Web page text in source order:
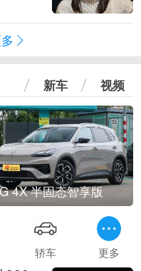
新车 视频
4X 半固态智享版
轿车 更多